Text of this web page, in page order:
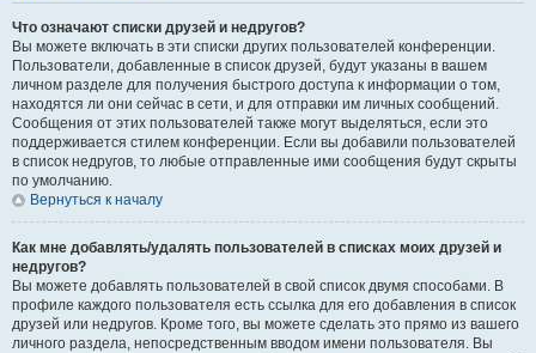
Что означают списки друзей и недругов?
Вы можете включать в эти списки других пользователей конференции.
Пользователи, добавленные в список друзей, будут указаны в вашем
личном разделе для получения быстрого доступа к информации о том,
находятся ли они сейчас в сети, и для отправки им личных сообщений.
Сообщения от этих пользователей также могут выделяться, если это
поддерживается стилем конференции. Если вы добавили пользователей
в список недругов, то любые отправленные ими сообщения будут скрыты
по умолчанию.
Вернуться к началу
Как мне добавлять/удалять пользователей в списках моих друзей и
недругов?
Вы можете добавлять пользователей в свой список двумя способами. В
профиле каждого пользователя есть ссылка для его добавления в список
друзей или недругов. Кроме того, вы можете сделать это прямо из вашего
личного раздела, непосредственным вводом имени пользователя. Вы